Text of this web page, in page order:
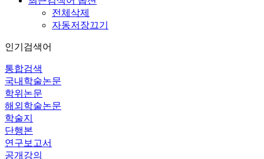
전체삭제
자동저장끄기
인기검색어
통합검색
국내학술논문
학위논문
해외학술논문
학술지
단행본
연구보고서
공개강의